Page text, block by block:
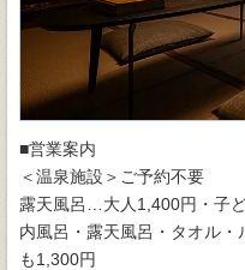
■営業案内
＜温泉施設＞ご予約不要
露天風呂…大人1,400円・子
内風呂・露天風呂・タオル
も1,300円